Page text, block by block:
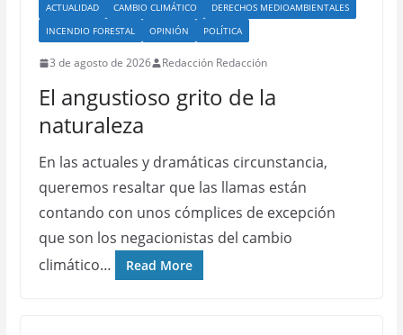
ACTUALIDAD CAMBIO CLIMÁTICO
DERECHOS MEDIOAMBIENTALES
INCENDIO FORESTAL
OPINIÓN POLÍTICA
3 de agosto de 2026 Redacción Redacción
El angustioso grito de la
naturaleza
En las actuales y dramáticas circunstancia,
queremos resaltar que las llamas están
contando con unos cómplices de excepción
que son los negacionistas del cambio
climático…
Read More